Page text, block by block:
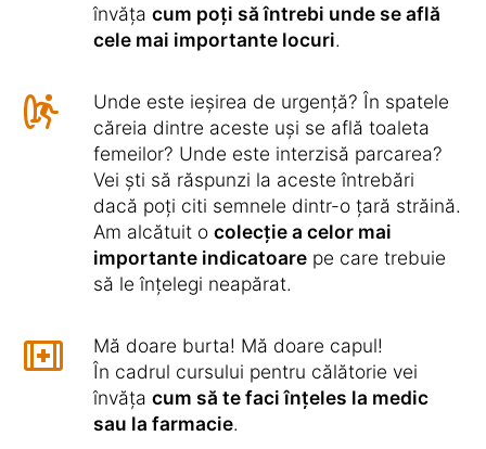
învăța cum poți să întrebi unde se află
cele mai importante locuri.
Unde este ieșirea de urgență? În spatele
căreia dintre aceste uși se află toaleta
femeilor? Unde este interzisă parcarea?
Vei ști să răspunzi la aceste întrebări
dacă poți citi semnele dintr-o țară străină.
Am alcătuit o colecție a celor mai
importante indicatoare pe care trebuie
să le înțelegi neapărat.
Mă doare burta! Mă doare capul!
În cadrul cursului pentru călătorie vei
învăța cum să te faci înțeles la medic
sau la farmacie.